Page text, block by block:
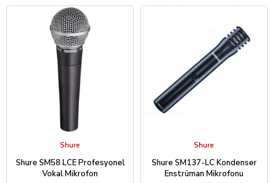
Shure
Shure SM58 LCE Profesyonel
Vokal Mikrofon
Shure
Shure SM137-LC Kondenser
Enstrüman Mikrofonu